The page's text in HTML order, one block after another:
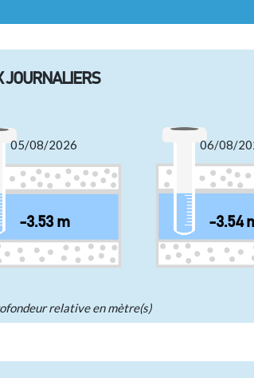
JOURNALIERS
05/08/2026
-3.53 m
06/08/
-3.54
relative en mètre(s)